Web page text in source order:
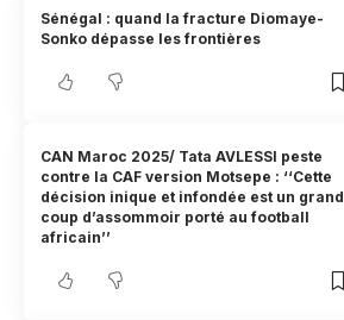
Sénégal : quand la fracture Diomaye-
Sonko dépasse les frontières
CAN Maroc 2025/ Tata AVLESSI peste
contre la CAF version Motsepe : ‘‘Cette
décision inique et infondée est un grand
coup d’assommoir porté au football
africain’’